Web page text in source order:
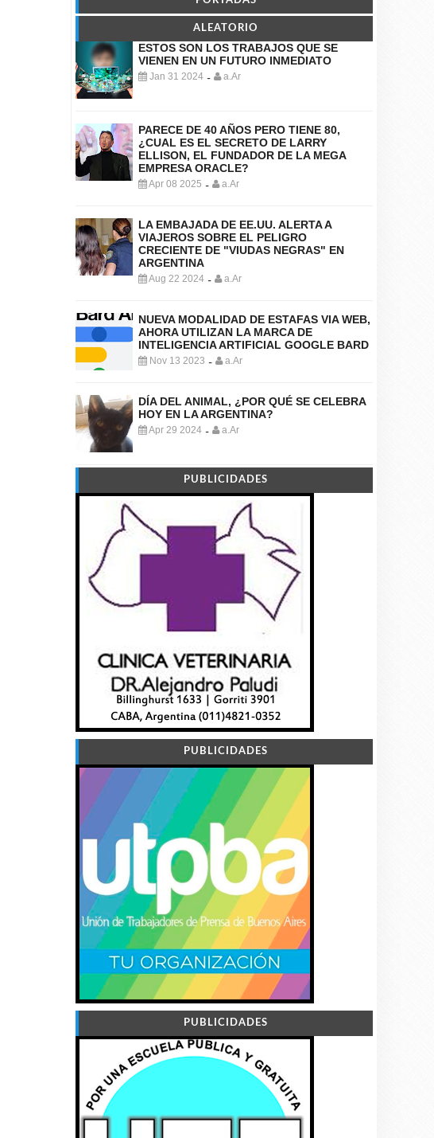
ALEATORIO
ESTOS SON LOS TRABAJOS QUE SE
VIENEN EN UN FUTURO INMEDIATO
Jan 31 2024 - a.Ar
PARECE DE 40 AÑOS PERO TIENE 80,
¿CUAL ES EL SECRETO DE LARRY
ELLISON, EL FUNDADOR DE LA MEGA
EMPRESA ORACLE?
Apr 08 2025 - a.Ar
LA EMBAJADA DE EE.UU. ALERTA A
VIAJEROS SOBRE EL PELIGRO
CRECIENTE DE "VIUDAS NEGRAS" EN
ARGENTINA
Aug 22 2024 - a.Ar
NUEVA MODALIDAD DE ESTAFAS VIA WEB,
AHORA UTILIZAN LA MARCA DE
INTELIGENCIA ARTIFICIAL GOOGLE BARD
Nov 13 2023 - a.Ar
DÍA DEL ANIMAL, ¿POR QUÉ SE CELEBRA
HOY EN LA ARGENTINA?
Apr 29 2024 - a.Ar
PUBLICIDADES
PUBLICIDADES
PUBLICIDADES